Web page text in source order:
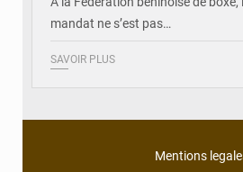
mandat ne s’est pas…
SAVOIR PLUS
Mentions